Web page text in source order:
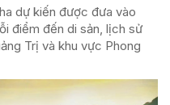
dự kiến được đưa vào
điểm đến di sản, lịch sử
Trị và khu vực Phong